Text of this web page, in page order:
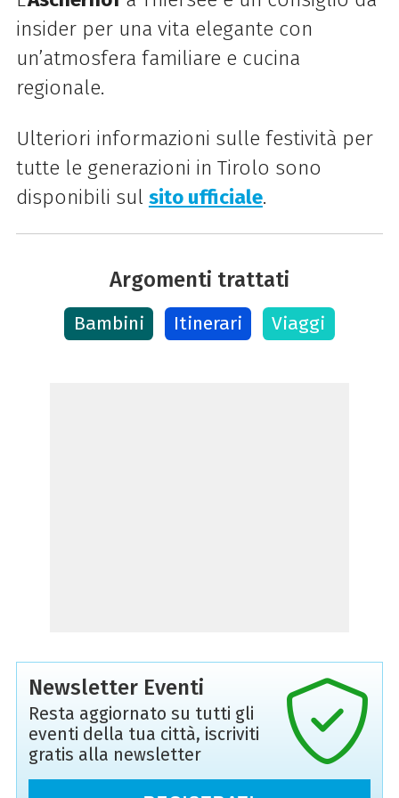
insider per una vita elegante con
un’atmosfera familiare e cucina
regionale.
Ulteriori informazioni sulle festività per
tutte le generazioni in Tirolo sono
disponibili sul sito ufficiale.
Argomenti trattati
Bambini Itinerari Viaggi
Newsletter Eventi
Resta aggiornato su tutti gli
eventi della tua città, iscriviti
gratis alla newsletter